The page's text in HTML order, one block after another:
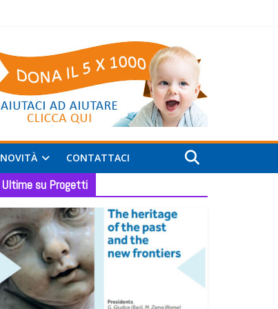
NOVITÀ CONTATTACI
Ultime su Progetti